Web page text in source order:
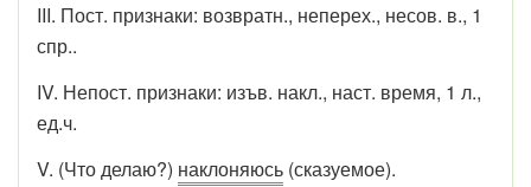
III. Пост. признаки: возвратн., неперех., несов. в., 1
спр..
IV. Непост. признаки: изъв. накл., наст. время, 1 л.,
ед.ч.
V. (Что делаю?) наклоняюсь (сказуемое).